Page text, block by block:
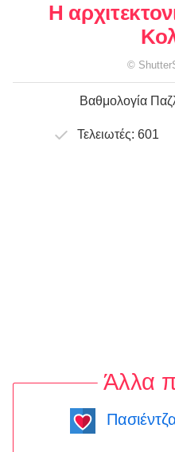
Η
©
Βαθμολογία
Τελειωτές: 601
Άλλα